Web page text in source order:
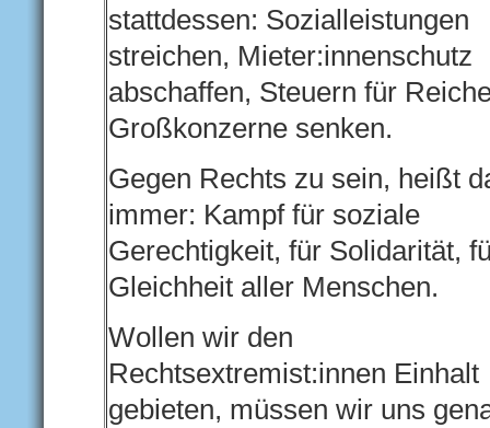
stattdessen: Sozialleistungen
streichen, Mieter:innenschutz
abschaffen, Steuern für
Großkonzerne senken.
Gegen Rechts zu sein, heißt
immer: Kampf für soziale
Gerechtigkeit, für Solidarität,
Gleichheit aller Menschen.
Wollen wir den
Rechtsextremist:innen Einhalt
gebieten, müssen wir uns